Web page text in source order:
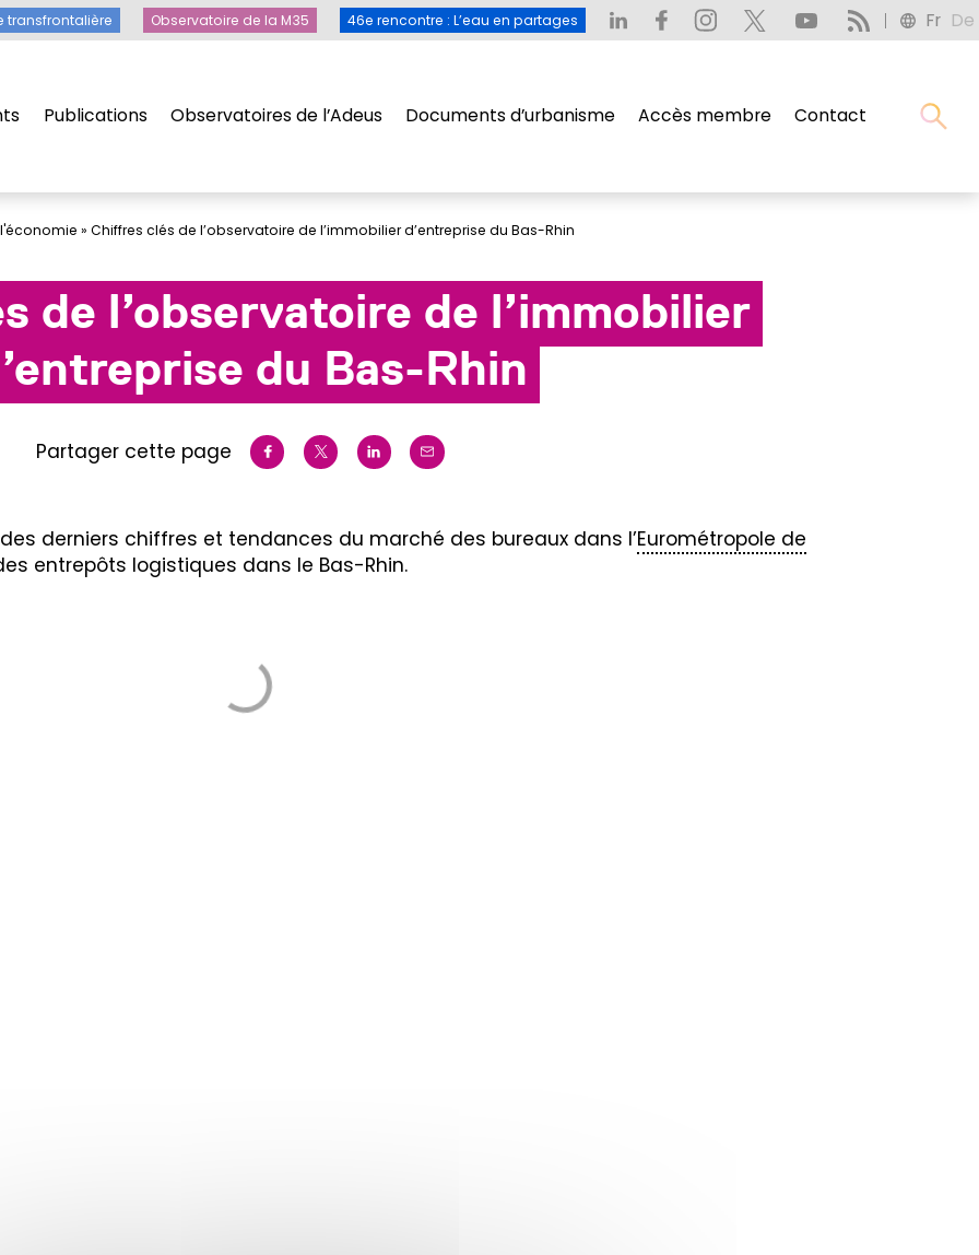
Publications Observatoires de l’Adeus Documents d’urbanisme Accès membre Contact
transfrontalière Observatoire de la M35 46e rencontre : L’eau en partages Fr De
Toile transfrontalière Observatoire de la M35 46e rencontre : L’eau en partages Fr De
» Chiffres clés de l’observatoire de l’immobilier d’entreprise du Bas-Rhin
de l’observatoire de l’immobilier
du Bas-Rhin
Partager cette page
derniers chiffres et tendances du marché des bureaux dans l’Eurométropole de
entrepôts logistiques dans le Bas-Rhin.